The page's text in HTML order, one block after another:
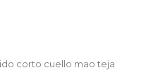
corto cuello mao teja